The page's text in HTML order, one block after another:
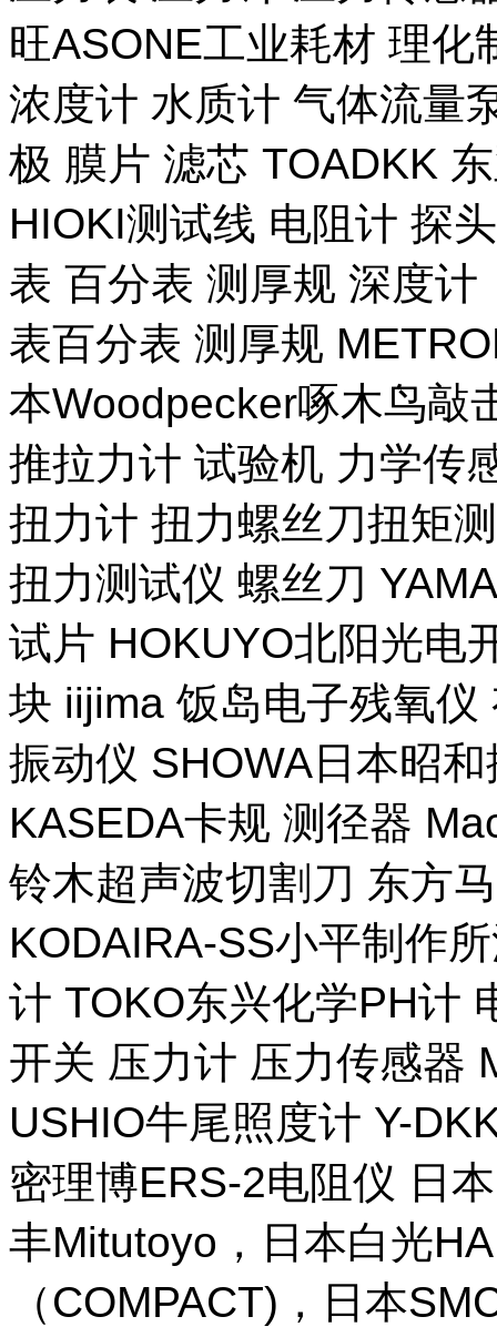
旺ASONE工业耗材 理化
浓度计 水质计 气体流量
极 膜片 滤芯 TOADKK
HIOKI测试线 电阻计 探
表 百分表 测厚规 深度
表百分表 测厚规
本Woodpecker啄木鸟敲
推拉力计 试验机 力学传
扭力计 扭力螺丝刀扭矩
扭力测试仪 螺丝刀
试片 HOKUYO北阳光电
块 iijima 饭岛电子残氧
振动仪 SHOWA日本昭
KASEDA卡规 测径器
铃木超声波切割刀 东方
KODAIRA-SS小平制作
计 TOKO东兴化学PH计
开关 压力计 压力传感器
USHIO牛尾照度计 Y-
密理博ERS-2电阻仪 日
丰Mitutoyo，日本白光
（COMPACT)，日本